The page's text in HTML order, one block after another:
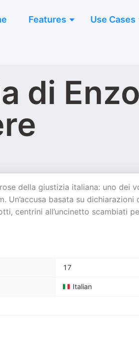
Features Use Cases
di
della giustizia italiana: uno dei
Un’accusa basata su dichiarazioni
centrini all’uncinetto scambiati
17
Italian